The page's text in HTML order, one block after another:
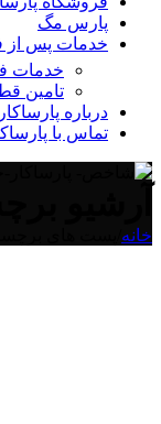
پارس مگ
خدمات پس
خدمات
تامین
درباره پارساکار
تماس با
خانه